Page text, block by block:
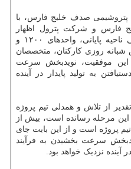
پتروشیمی صدف خلیج فارس، با
فارس و شرکت پترول اظهار
داشت: انجام موفق تست عملیاتی ناحیه پایانی، واحدهای ۱۲۰۰ و
روزی کارکنان، متخصصان
موفقیت، نویدبخش سرعت
به تولید پایدار در آینده
از تلاش و همدلی تیم پروژه
این مرحله رسانده است، بیش از
پروژه است و از این بابت جای
سرعت بخشیدن به فرآیند
آینده نزدیک خواهد بود.